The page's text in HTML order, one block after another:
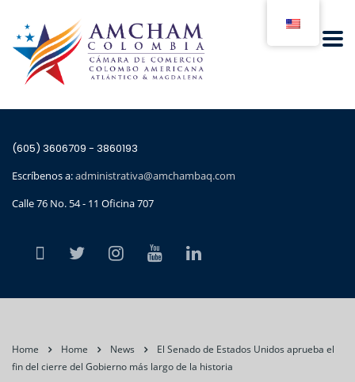
(605) 3606709 - 3860193
Escríbenos a:administrativa@amchambaq.com
Calle 76 No. 54 - 11 Oficina 707
Home Home News
El Senado de Estados Unidos aprueba el
fin del cierre del Gobierno más largo de la historia